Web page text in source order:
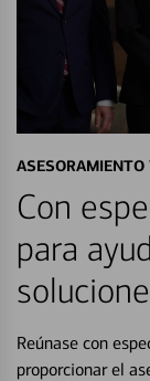
ASESORAMIENTO
Con
para
Reúnase con
proporcionar el